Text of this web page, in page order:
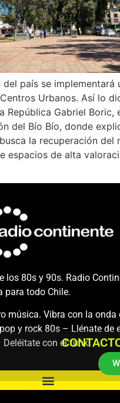
del país se implementará
Urbanos. Así lo
República Gabriel Boric,
del Bío Bío, donde
la recuperación del
espacios de alta
los 80s y 90s. Radio
para todo Chile.
música. Vibra con la onda
y rock 80s – Llénate de
con el funk.